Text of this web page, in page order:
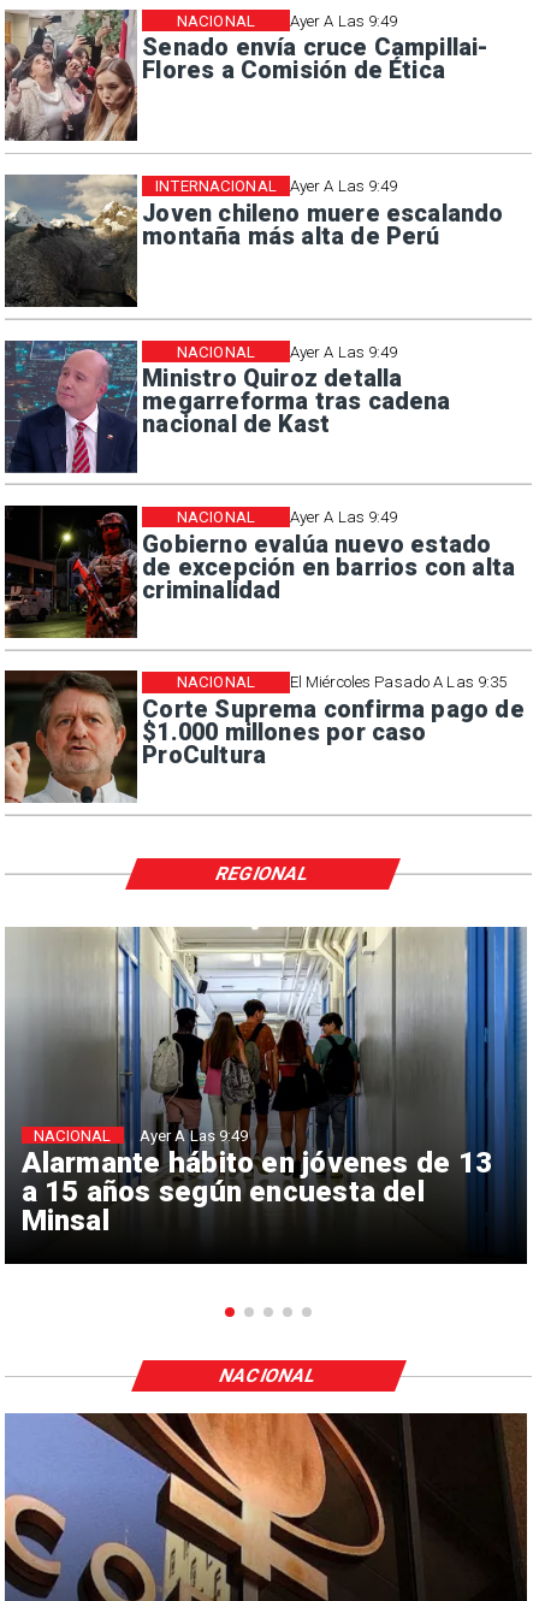
Ayer A Las 9:49
Senado envía cruce Campillai-
Flores a Comisión de Ética
NACIONAL
Ayer A Las 9:49
Joven chileno muere escalando
montaña más alta de Perú
INTERNACIONAL
Ayer A Las 9:49
Ministro Quiroz detalla
megarreforma tras cadena
nacional de Kast
NACIONAL
Ayer A Las 9:49
Gobierno evalúa nuevo estado
de excepción en barrios con alta
criminalidad
NACIONAL
El Miércoles Pasado A Las 9:35
Corte Suprema confirma pago de
$1.000 millones por caso
ProCultura
NACIONAL
Alarmante hábito en jóvenes de 13
a 15 años según encuesta del
Minsal
NACIONAL Ayer A Las 9:49
REGIONAL
NACIONAL